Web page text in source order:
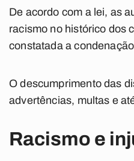
De acordo com a lei, as
racismo no histórico dos
constatada a
O descumprimento das
advertências, multas e
Racismo e